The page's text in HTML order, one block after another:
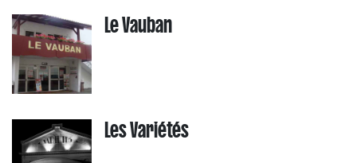
Le Vauban
Les Variétés